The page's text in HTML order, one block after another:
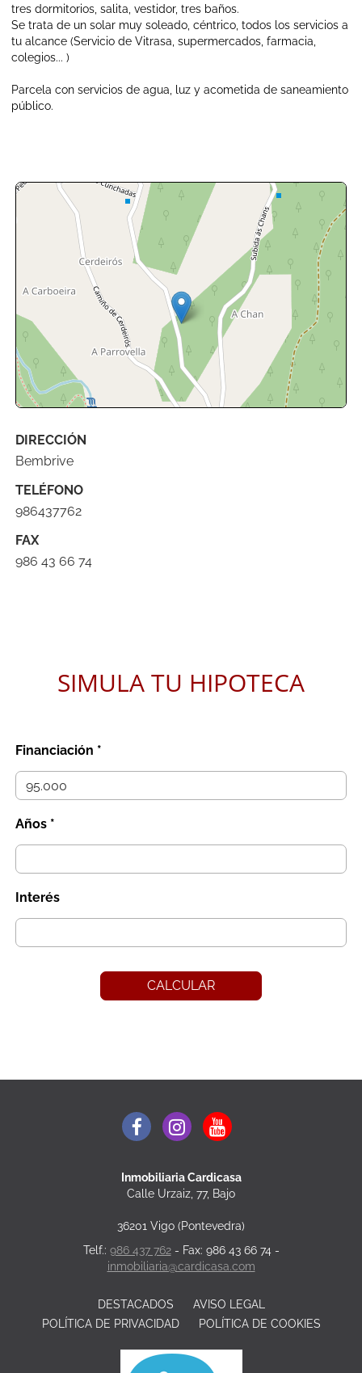
tres dormitorios, salita, vestidor, tres baños.
Se trata de un solar muy soleado, céntrico, todos los servicios a
tu alcance (Servicio de Vitrasa, supermercados, farmacia,
colegios... )
Parcela con servicios de agua, luz y acometida de saneamiento
público.
DIRECCIÓN
Bembrive
TELÉFONO
986437762
FAX
986 43 66 74
SIMULA TU HIPOTECA
Financiación *
Años *
Interés
CALCULAR
Inmobiliaria Cardicasa
Calle Urzaiz, 77, Bajo
36201 Vigo (Pontevedra)
Telf.: 986 437 762- Fax: 986 43 66 74 -
inmobiliaria@cardicasa.com
DESTACADOS
AVISO LEGAL
POLÍTICA DE PRIVACIDAD
POLÍTICA DE COOKIES